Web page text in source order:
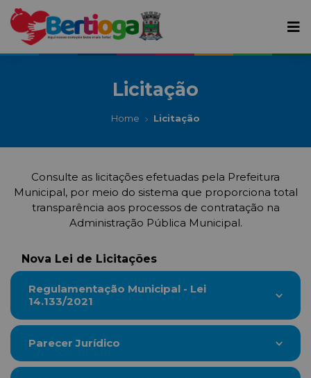
Licitação
Home Licitação
Consulte as licitações efetuadas pela Prefeitura
Municipal, por meio do sistema que proporciona total
transparência aos processos de contratação na
Administração Pública Municipal.
Nova Lei de Licitações
Regulamentação Municipal - Lei
14.133/2021
Parecer Jurídico